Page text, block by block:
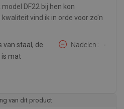
DF22 bij hen kon
vind ik in orde voor zo'n
van staal, de
is mat
Nadelen: -
van dit product